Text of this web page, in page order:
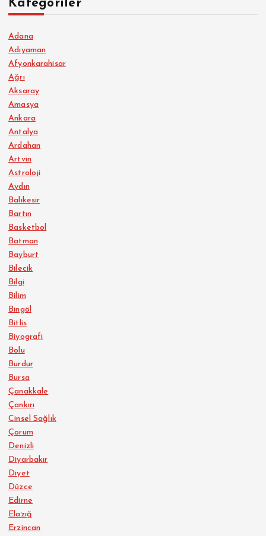
Kategoriler
Adana
Adıyaman
Afyonkarahisar
Ağrı
Aksaray
Amasya
Ankara
Antalya
Ardahan
Artvin
Astroloji
Aydın
Balıkesir
Bartın
Basketbol
Batman
Bayburt
Bilecik
Bilgi
Bilim
Bingöl
Bitlis
Biyografi
Bolu
Burdur
Bursa
Çanakkale
Çankırı
Cinsel Sağlık
Çorum
Denizli
Diyarbakır
Diyet
Düzce
Edirne
Elazığ
Erzincan